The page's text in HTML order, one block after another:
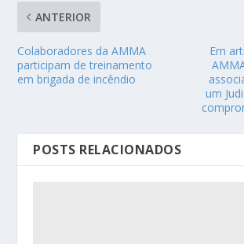
ANTERIOR
Colaboradores da AMMA
participam de treinamento
em brigada de incêndio
Em
um
POSTS RELACIONADOS